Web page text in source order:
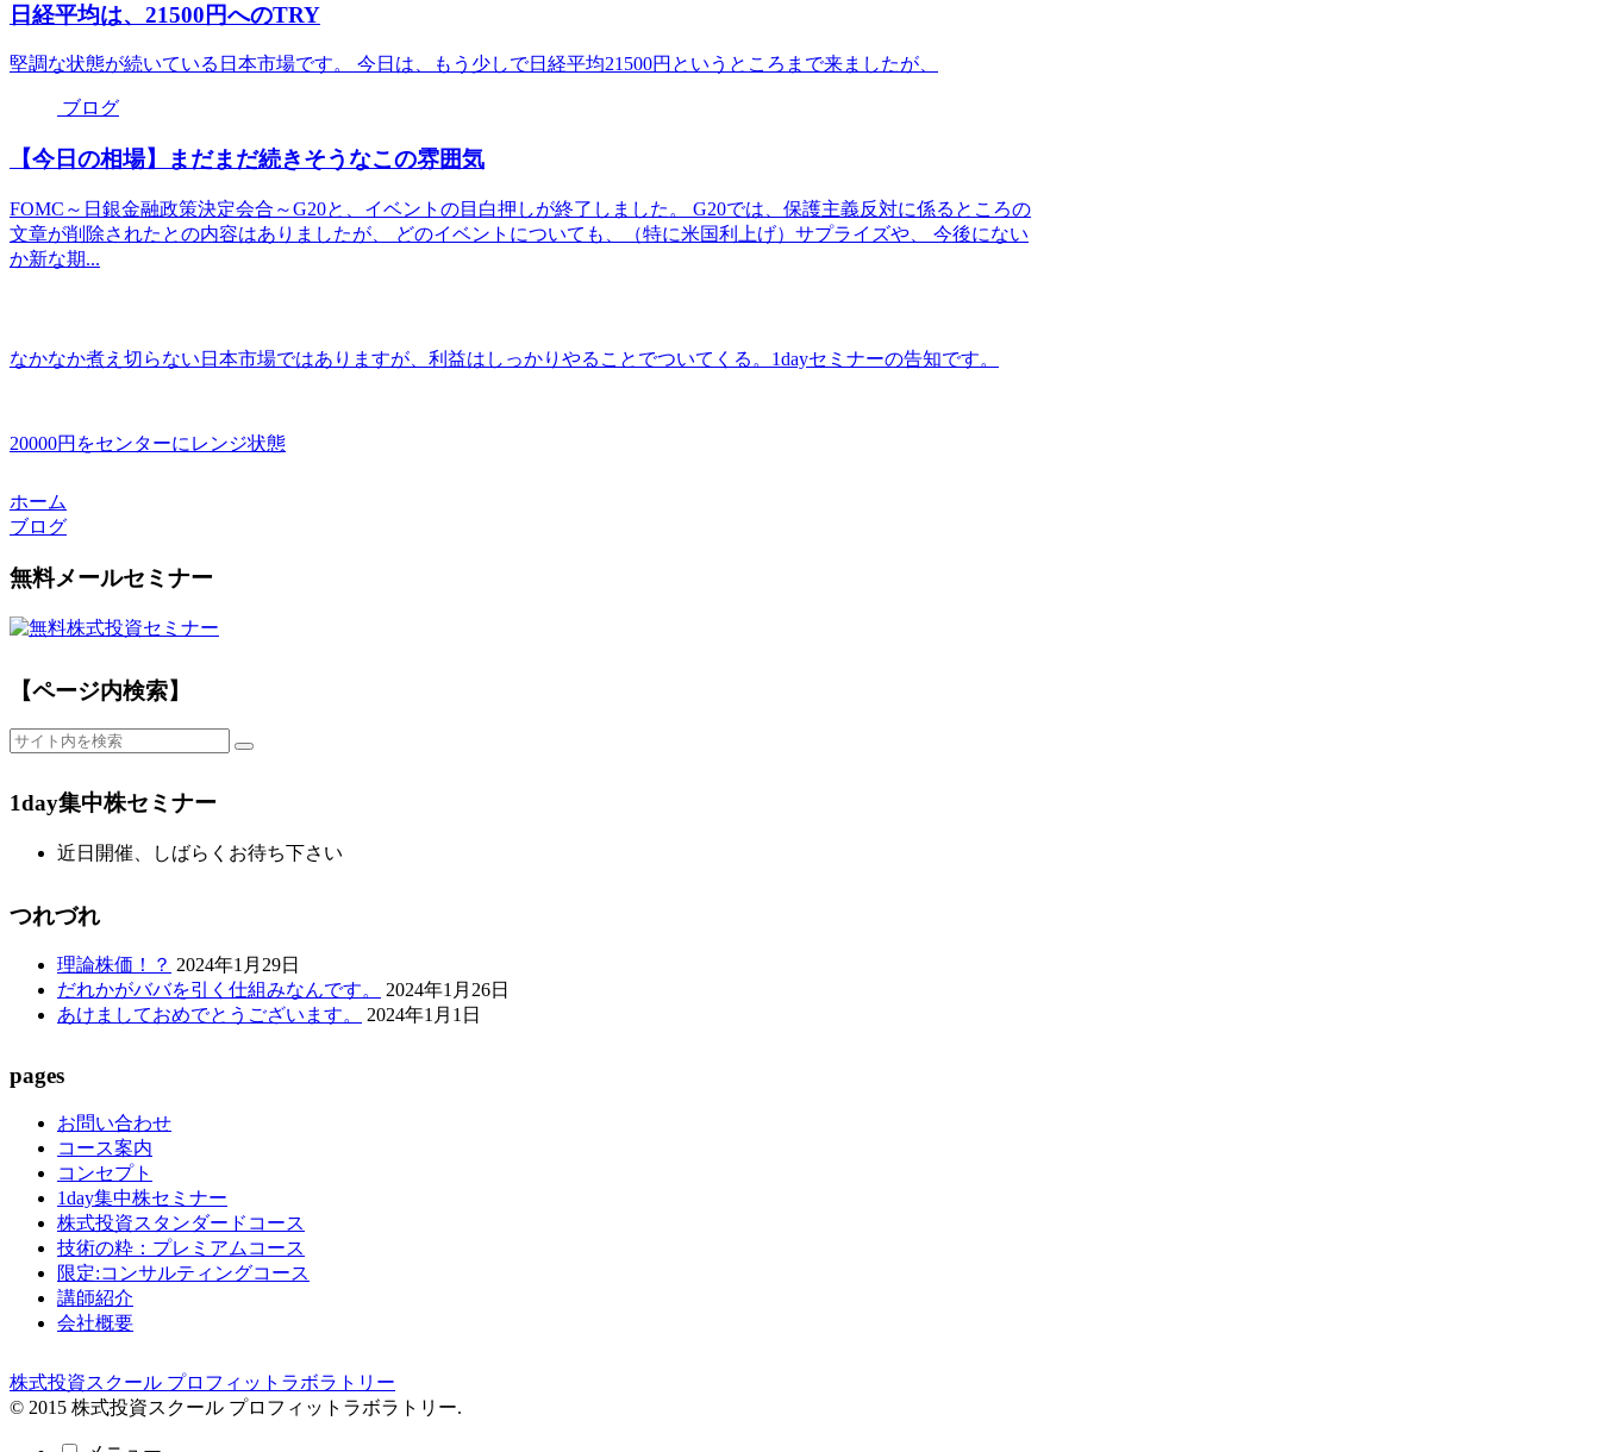
日経平均は、21500円へのTRY
堅調な状態が続いている日本市場です。 今日は、もう少しで日経平均21500円というところまで来ましたが、
ブログ
【今日の相場】まだまだ続きそうなこの雰囲気
FOMC～日銀金融政策決定会合～G20と、イベントの目白押しが終了しました。 G20では、保護主義反対に係るところの
文章が削除されたとの内容はありましたが、 どのイベントについても、（特に米国利上げ）サプライズや、 今後にない
か新な期...
なかなか煮え切らない日本市場ではありますが、利益はしっかりやることでついてくる。1dayセミナーの告知です。
20000円をセンターにレンジ状態
ホーム
ブログ
無料メールセミナー
【ページ内検索】
1day集中株セミナー
近日開催、しばらくお待ち下さい
つれづれ
理論株価！？ 2024年1月29日
だれかがババを引く仕組みなんです。
2024年1月26日
あけましておめでとうございます。
2024年1月1日
pages
お問い合わせ
コース案内
コンセプト
1day集中株セミナー
株式投資スタンダードコース
技術の粋：プレミアムコース
限定:コンサルティングコース
講師紹介
会社概要
株式投資スクール プロフィットラボラトリー
© 2015 株式投資スクール プロフィットラボラトリー.